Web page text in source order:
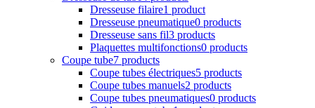
Dresseuse filaire1 product
Dresseuse pneumatique0 products
Dresseuse sans fil3 products
Plaquettes multifonctions0 products
Coupe tube7 products
Coupe tubes électriques5 products
Coupe tubes manuels2 products
Coupe tubes pneumatiques0 products